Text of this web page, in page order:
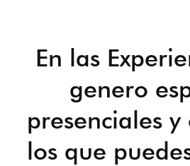
En las
genero
presenciales
los que